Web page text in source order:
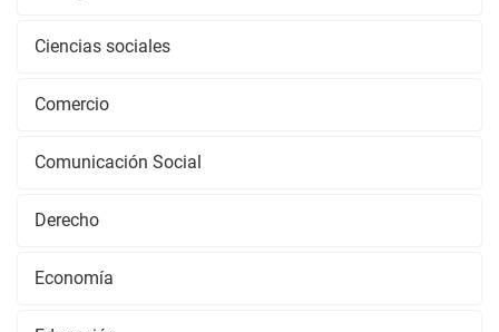
Ciencias sociales
Comercio
Comunicación Social
Derecho
Economía